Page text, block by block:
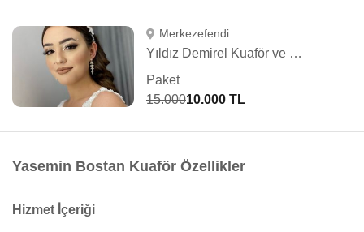
Merkezefendi
Yıldız Demirel Kuaför ve Güzellik Salonu
Paket
15.00010.000 TL
Yasemin Bostan Kuaför Özellikler
Hizmet İçeriği